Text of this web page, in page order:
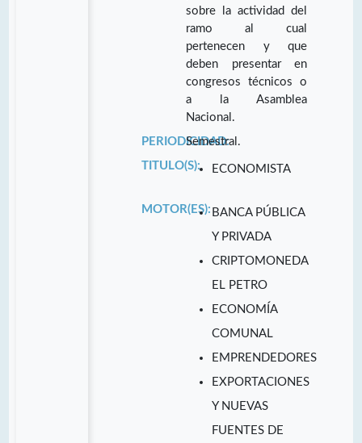
sobre la actividad del
ramo al cual
pertenecen y que
deben presentar en
congresos técnicos o
a la Asamblea
Nacional.
PERIODICIDAD:
Semestral.
TITULO(S):
ECONOMISTA
MOTOR(ES): BANCA PÚBLICA
Y PRIVADA
CRIPTOMONEDA
EL PETRO
ECONOMÍA
COMUNAL
EMPRENDEDORES
EXPORTACIONES
Y NUEVAS
FUENTES DE